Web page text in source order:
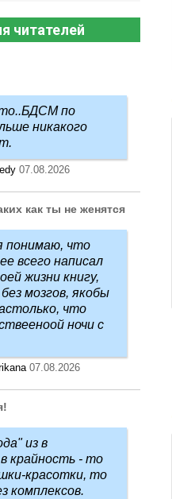
читателей
по
никакого
07.08.2026
как ты не женятся
понимаю, что
всего написал
жизни книгу,
мозгов, якобы
что
ночи с
07.08.2026
из в
крайность - то
красотки, то
комплексов.